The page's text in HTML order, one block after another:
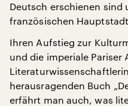
Deutsch erschienen sind
französischen
Ihren Aufstieg zur
und die imperiale
herausragenden Buch
erfährt man auch, was